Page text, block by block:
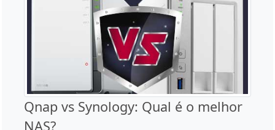
Qnap vs Synology: Qual é o melhor
NAS?